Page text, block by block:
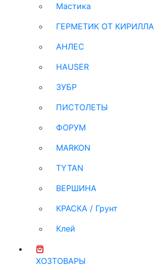
Мастика
ГЕРМЕТИК ОТ КИРИЛЛА
АНЛЕС
HAUSER
ЗУБР
ПИСТОЛЕТЫ
ФОРУМ
MARKON
TYTAN
ВЕРШИНА
КРАСКА / Грунт
Клей
ХОЗТОВАРЫ